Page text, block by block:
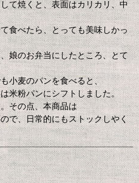
て焼くと、表面はカリカリ、中
食べたら、とっても美味しかっ
娘のお弁当にしたところ、とて
小麦のパンを食べると、
米粉パンにシフトしました。
その点、本商品は
で、日常的にもストックしやく